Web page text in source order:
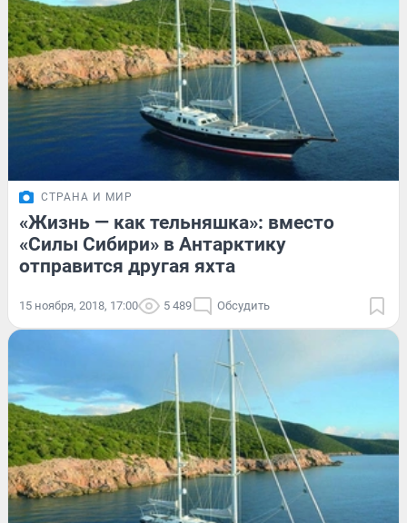
СТРАНА И МИР
«Жизнь — как тельняшка»: вместо
«Силы Сибири» в Антарктику
отправится другая яхта
15 ноября, 2018, 17:00 5 489 Обсудить